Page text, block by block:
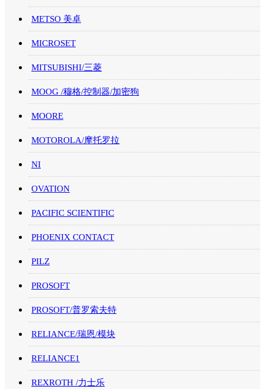
METSO 美卓
MICROSET
MITSUBISHI/三菱
MOOG /穆格/控制器/加密狗
MOORE
MOTOROLA/摩托罗拉
NI
OVATION
PACIFIC SCIENTIFIC
PHOENIX CONTACT
PILZ
PROSOFT
PROSOFT/普罗索夫特
RELIANCE/瑞恩/模块
RELIANCE1
REXROTH /力士乐